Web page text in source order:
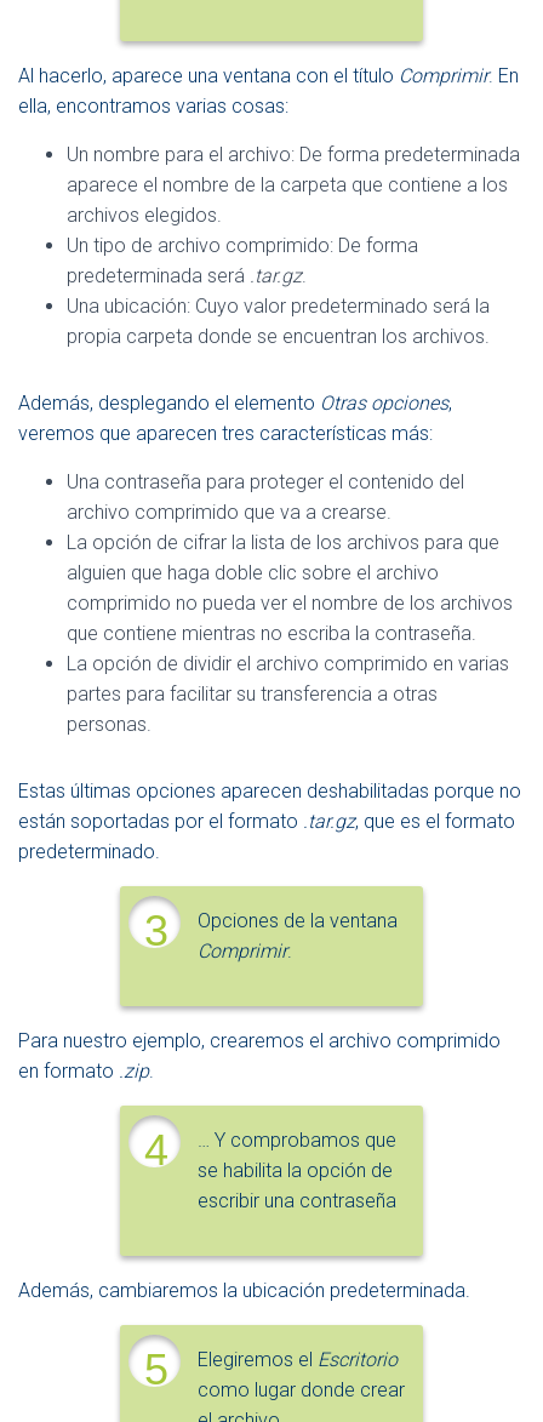
Al hacerlo, aparece una ventana con el título Comprimir. En
ella, encontramos varias cosas:
Un nombre para el archivo: De forma predeterminada
aparece el nombre de la carpeta que contiene a los
archivos elegidos.
Un tipo de archivo comprimido: De forma
predeterminada será .tar.gz.
Una ubicación: Cuyo valor predeterminado será la
propia carpeta donde se encuentran los archivos.
Además, desplegando el elemento Otras opciones,
veremos que aparecen tres características más:
Una contraseña para proteger el contenido del
archivo comprimido que va a crearse.
La opción de cifrar la lista de los archivos para que
alguien que haga doble clic sobre el archivo
comprimido no pueda ver el nombre de los archivos
que contiene mientras no escriba la contraseña.
La opción de dividir el archivo comprimido en varias
partes para facilitar su transferencia a otras
personas.
Estas últimas opciones aparecen deshabilitadas porque no
están soportadas por el formato .tar.gz, que es el formato
predeterminado.
3
Opciones de la ventana
Comprimir.
Para nuestro ejemplo, crearemos el archivo comprimido
en formato .zip.
4
… Y comprobamos que
se habilita la opción de
escribir una contraseña
Además, cambiaremos la ubicación predeterminada.
5 Elegiremos el Escritorio
como lugar donde crear